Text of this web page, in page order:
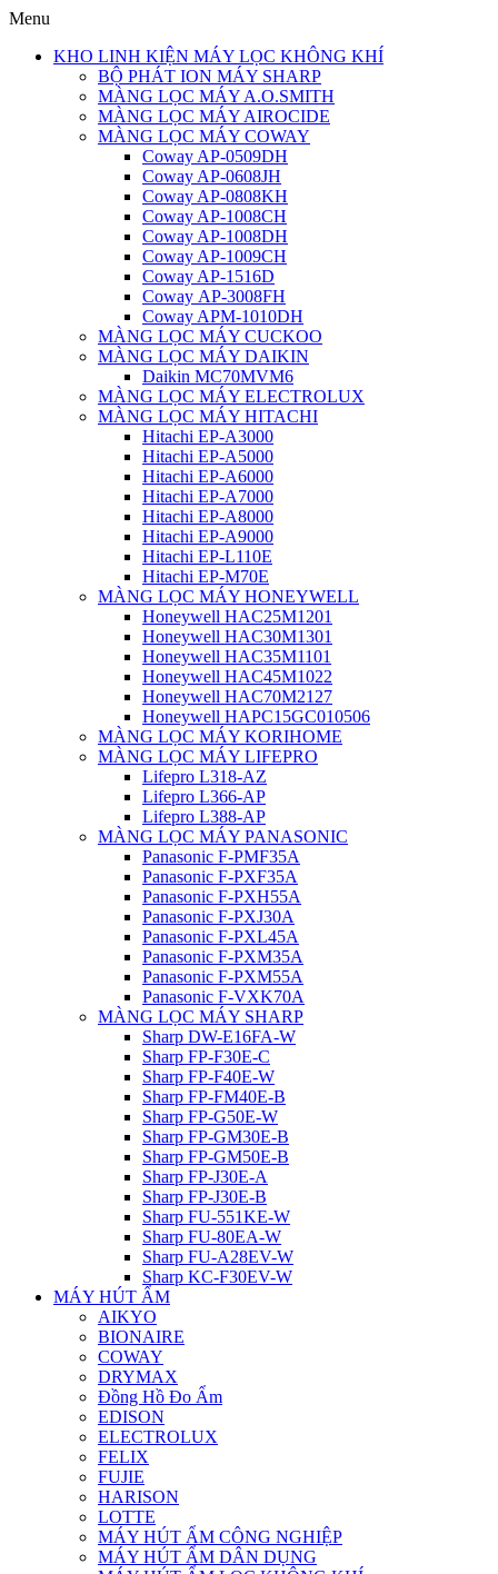
Menu
KHO LINH KIỆN MÁY LỌC KHÔNG KHÍ
BỘ PHÁT ION MÁY SHARP
MÀNG LỌC MÁY A.O.SMITH
MÀNG LỌC MÁY AIROCIDE
MÀNG LỌC MÁY COWAY
Coway AP-0509DH
Coway AP-0608JH
Coway AP-0808KH
Coway AP-1008CH
Coway AP-1008DH
Coway AP-1009CH
Coway AP-1516D
Coway AP-3008FH
Coway APM-1010DH
MÀNG LỌC MÁY CUCKOO
MÀNG LỌC MÁY DAIKIN
Daikin MC70MVM6
MÀNG LỌC MÁY ELECTROLUX
MÀNG LỌC MÁY HITACHI
Hitachi EP-A3000
Hitachi EP-A5000
Hitachi EP-A6000
Hitachi EP-A7000
Hitachi EP-A8000
Hitachi EP-A9000
Hitachi EP-L110E
Hitachi EP-M70E
MÀNG LỌC MÁY HONEYWELL
Honeywell HAC25M1201
Honeywell HAC30M1301
Honeywell HAC35M1101
Honeywell HAC45M1022
Honeywell HAC70M2127
Honeywell HAPC15GC010506
MÀNG LỌC MÁY KORIHOME
MÀNG LỌC MÁY LIFEPRO
Lifepro L318-AZ
Lifepro L366-AP
Lifepro L388-AP
MÀNG LỌC MÁY PANASONIC
Panasonic F-PMF35A
Panasonic F-PXF35A
Panasonic F-PXH55A
Panasonic F-PXJ30A
Panasonic F-PXL45A
Panasonic F-PXM35A
Panasonic F-PXM55A
Panasonic F-VXK70A
MÀNG LỌC MÁY SHARP
Sharp DW-E16FA-W
Sharp FP-F30E-C
Sharp FP-F40E-W
Sharp FP-FM40E-B
Sharp FP-G50E-W
Sharp FP-GM30E-B
Sharp FP-GM50E-B
Sharp FP-J30E-A
Sharp FP-J30E-B
Sharp FU-551KE-W
Sharp FU-80EA-W
Sharp FU-A28EV-W
Sharp KC-F30EV-W
MÁY HÚT ẨM
AIKYO
BIONAIRE
COWAY
DRYMAX
Đồng Hồ Đo Ẩm
EDISON
ELECTROLUX
FELIX
FUJIE
HARISON
LOTTE
MÁY HÚT ẨM CÔNG NGHIỆP
MÁY HÚT ẨM DÂN DỤNG